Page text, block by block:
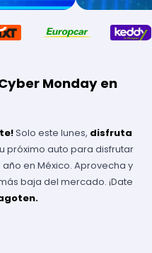
Monday en
Solo este lunes, disfruta
próximo auto para disfrutar
en México. Aprovecha y
baja del mercado. ¡Date